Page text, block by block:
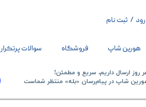
هورین شاپ فروشگاه سوالات پرتکرار
/ ثبت نام
حساب کاربری من
تغییر گذر واژه
خروج از حساب کاربری
روز ارسال داریم، سریع و مطمئن!
شاپ در پیام‌رسان «بله» منتظر شماست​​​​​​​